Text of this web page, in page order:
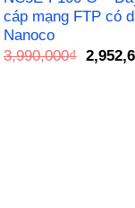
cáp mạng FTP có
Nanoco
3,990,000₫ Giá
gốc